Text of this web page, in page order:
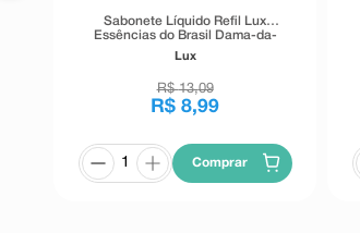
Sabonete Líquido Refil Lux
Essências do Brasil Dama-da-
Noite 240ml
Lux
R$ 13,09
R$ 8,99
Comprar